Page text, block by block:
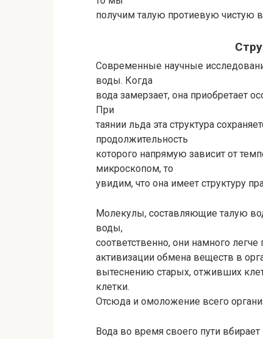
получим талую протиевую чистую
Современные научные
воды. Когда
вода замерзает, она приобретает
При
таянии льда эта структура
продолжительность
которого напрямую зависит от
микроскопом, то
увидим, что она имеет структуру
Молекулы, составляющие талую
воды,
соответственно, они намного
активизации обмена веществ в
вытеснению старых, отживших
клетки.
Отсюда и омоложение всего
Вода во время своего пути